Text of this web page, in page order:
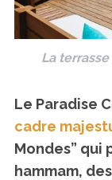
La
Le Paradise
cadre
Mondes” qui
hammam, des